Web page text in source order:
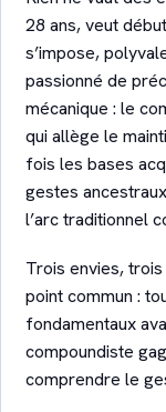
28 ans, veut
s’impose,
passionné de
mécanique : le
qui allège le
fois les bases
gestes
l’arc traditionnel
Trois envies,
point commun :
fondamentaux
compoundiste
comprendre le